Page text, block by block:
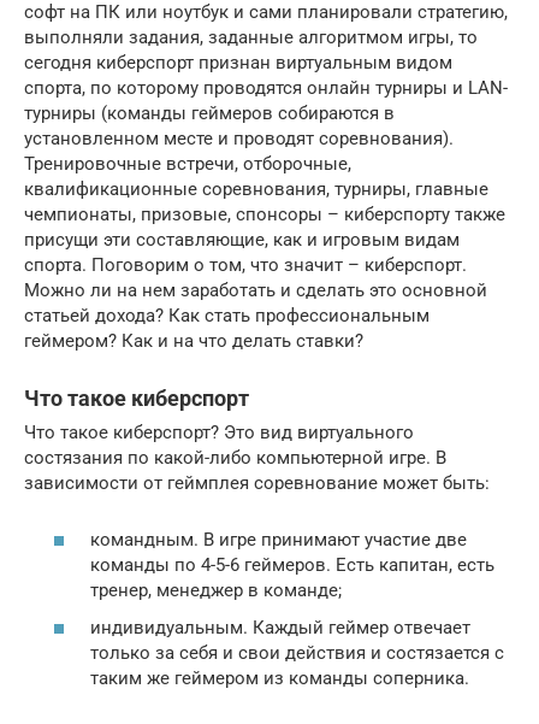
софт на ПК или ноутбук и сами планировали стратегию,
выполняли задания, заданные алгоритмом игры, то
сегодня киберспорт признан виртуальным видом
спорта, по которому проводятся онлайн турниры и LAN-
турниры (команды геймеров собираются в
установленном месте и проводят соревнования).
Тренировочные встречи, отборочные,
квалификационные соревнования, турниры, главные
чемпионаты, призовые, спонсоры – киберспорту также
присущи эти составляющие, как и игровым видам
спорта. Поговорим о том, что значит – киберспорт.
Можно ли на нем заработать и сделать это основной
статьей дохода? Как стать профессиональным
геймером? Как и на что делать ставки?
Что такое киберспорт
Что такое киберспорт? Это вид виртуального
состязания по какой-либо компьютерной игре. В
зависимости от геймплея соревнование может быть:
командным. В игре принимают участие две
команды по 4-5-6 геймеров. Есть капитан, есть
тренер, менеджер в команде;
индивидуальным. Каждый геймер отвечает
только за себя и свои действия и состязается с
таким же геймером из команды соперника.